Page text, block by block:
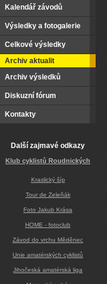
Kalendář závodů
Výsledky a fotogalerie
Celkové výsledky
Archiv aktualit
Archiv výsledků
Diskuzní fórum
Kontakty
Další zajmavé odkazy
Klub cyklistů Roudnických
Kraslický šíp
Tour de Zeleňák
Foto Jakub Krása
HOME - fotoclub
Závod do vrchu Měděnec
Unie amatérských cyklistů
Jihočeská amatérská liga